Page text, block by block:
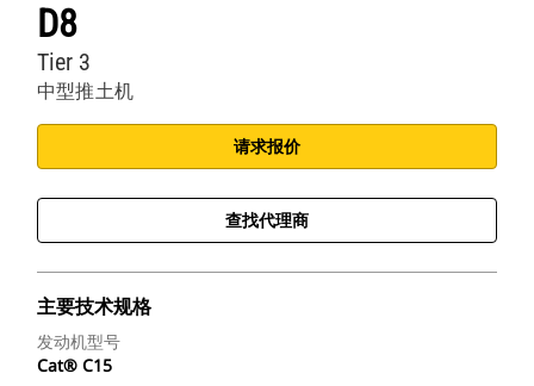
D8
中型推土机
Tier 3
请求报价
查找代理商
主要技术规格
发动机型号
Cat® C15